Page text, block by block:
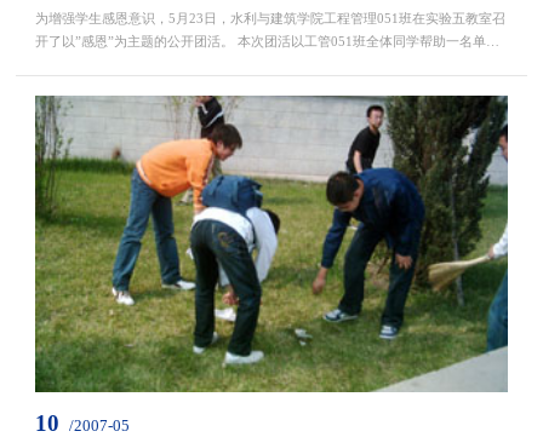
为增强学生感恩意识，5月23日，水利与建筑学院工程管理051班在实验五教室召
开了以”感恩”为主题的公开团活。 本次团活以工管051班全体同学帮助一名单亲
10 /2007-05